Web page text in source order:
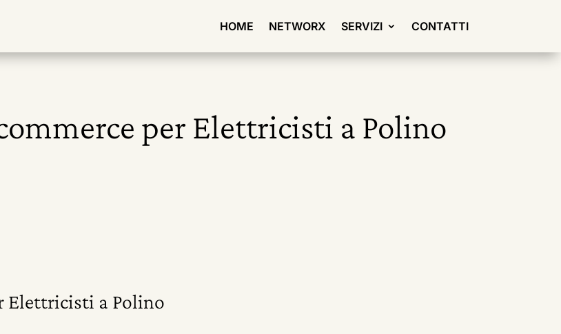
HOME NETWORX SERVIZI CONTATTI
per Elettricisti a Polino
Elettricisti a Polino